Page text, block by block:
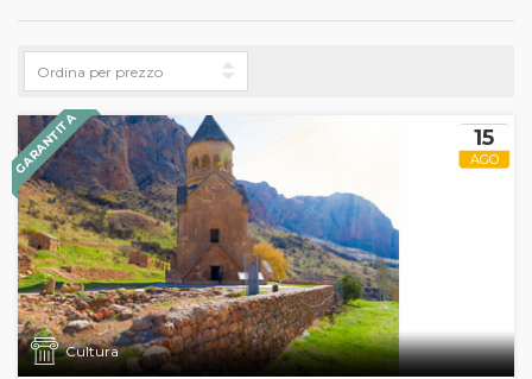
GARANTITA 15
AGO
Cultura